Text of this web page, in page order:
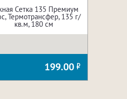
Сетка 135 Премиум
Термотрансфер, 135 г/
кв.м, 180 см
199.00